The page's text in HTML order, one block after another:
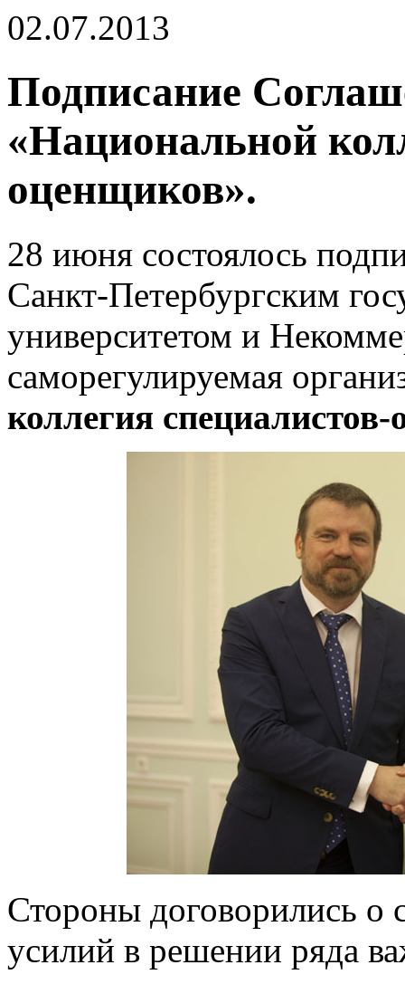
02.07.2013
Подписание
«Национальной
оценщиков».
28 июня состоялось
Санкт-Петербургским
университетом и
саморегулируемая
коллегия
Стороны договорились о
усилий в решении ряда